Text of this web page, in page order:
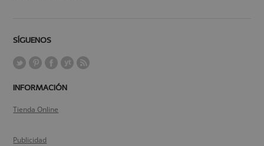
SÍGUENOS
INFORMACIÓN
Tienda Online
Publicidad